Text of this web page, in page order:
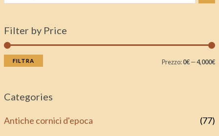
Filter by Price
FILTRA Prezzo:0€—4,000€
Categories
Antiche cornici d'epoca (77)